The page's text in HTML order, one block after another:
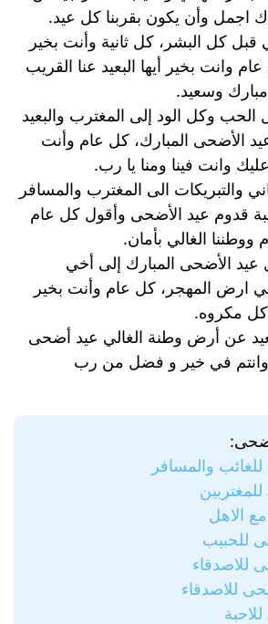
اجمل وأن يكون بقربنا كل عيد.
قبل كل البشر، كل ثانية وأنت بخير
وانت بخير أيها البعيد عنا القريب
وسعيد.
وكل الود إلى المغترب والبعيد
الأضحى المبارك، كل عام وأنت
وانت فينا ومنا يا رب.
والتبريكات الى المغترب والمسافر
قدوم عيد الأضحى وأقول كل عام
الغالي بأمان.
عيد الأضحى المبارك إلى أخي
ارض المهجر، كل عام وأنت بخير
مكروه.
عن أرض وطنة الغالي عيد أضحى
في خير و فضل من رب
والمسافر
الاهل
للحبيب
للاصدقاء
للاصدقاء